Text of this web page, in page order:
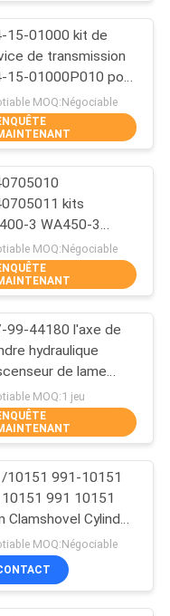
89
117
62
15-01000 kit de
de transmission
15-01000P010 pour
SD23
MOQ:Négociable
kits
3 WA450-3
3 de joint de
MOQ:Négociable
99-44180 l'axe de
hydraulique
de lame
l'excavatrice de
3 D155AX-5
MOQ:1 jeu
10151 991-10151
991 10151
Clamshovel Cylinder
Kit pour JCB 2CX
MOQ:Négociable